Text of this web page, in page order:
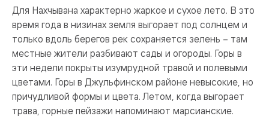
Для Нахчывана характерно жаркое и сухое лето. В это
время года в низинах земля выгорает под солнцем и
только вдоль берегов рек сохраняется зелень – там
местные жители разбивают сады и огороды. Горы в
эти недели покрыты изумрудной травой и полевыми
цветами. Горы в Джульфинском районе невысокие, но
причудливой формы и цвета. Летом, когда выгорает
трава, горные пейзажи напоминают марсианские.